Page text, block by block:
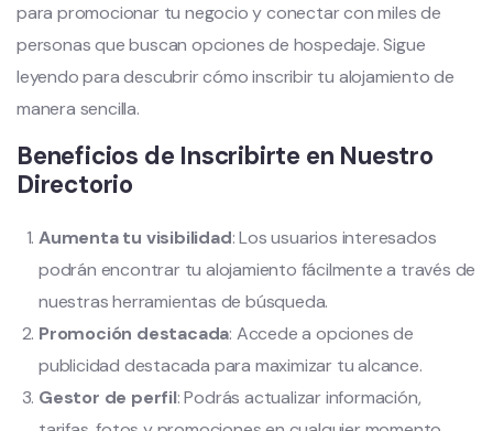
para promocionar tu negocio y conectar con miles de
personas que buscan opciones de hospedaje. Sigue
leyendo para descubrir cómo inscribir tu alojamiento de
manera sencilla.
Beneficios de Inscribirte en Nuestro
Directorio
Aumenta tu visibilidad: Los usuarios interesados
podrán encontrar tu alojamiento fácilmente a través de
nuestras herramientas de búsqueda.
Promoción destacada: Accede a opciones de
publicidad destacada para maximizar tu alcance.
Gestor de perfil: Podrás actualizar información,